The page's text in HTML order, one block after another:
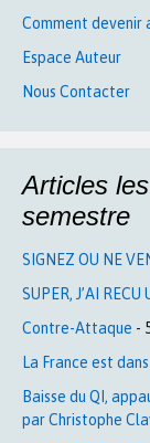
Comment devenir
Espace Auteur
Nous Contacter
Articles
semestre
SIGNEZ OU NE
SUPER, J’AI
Contre-Attaque -
La France est
Baisse du QI,
par Christophe